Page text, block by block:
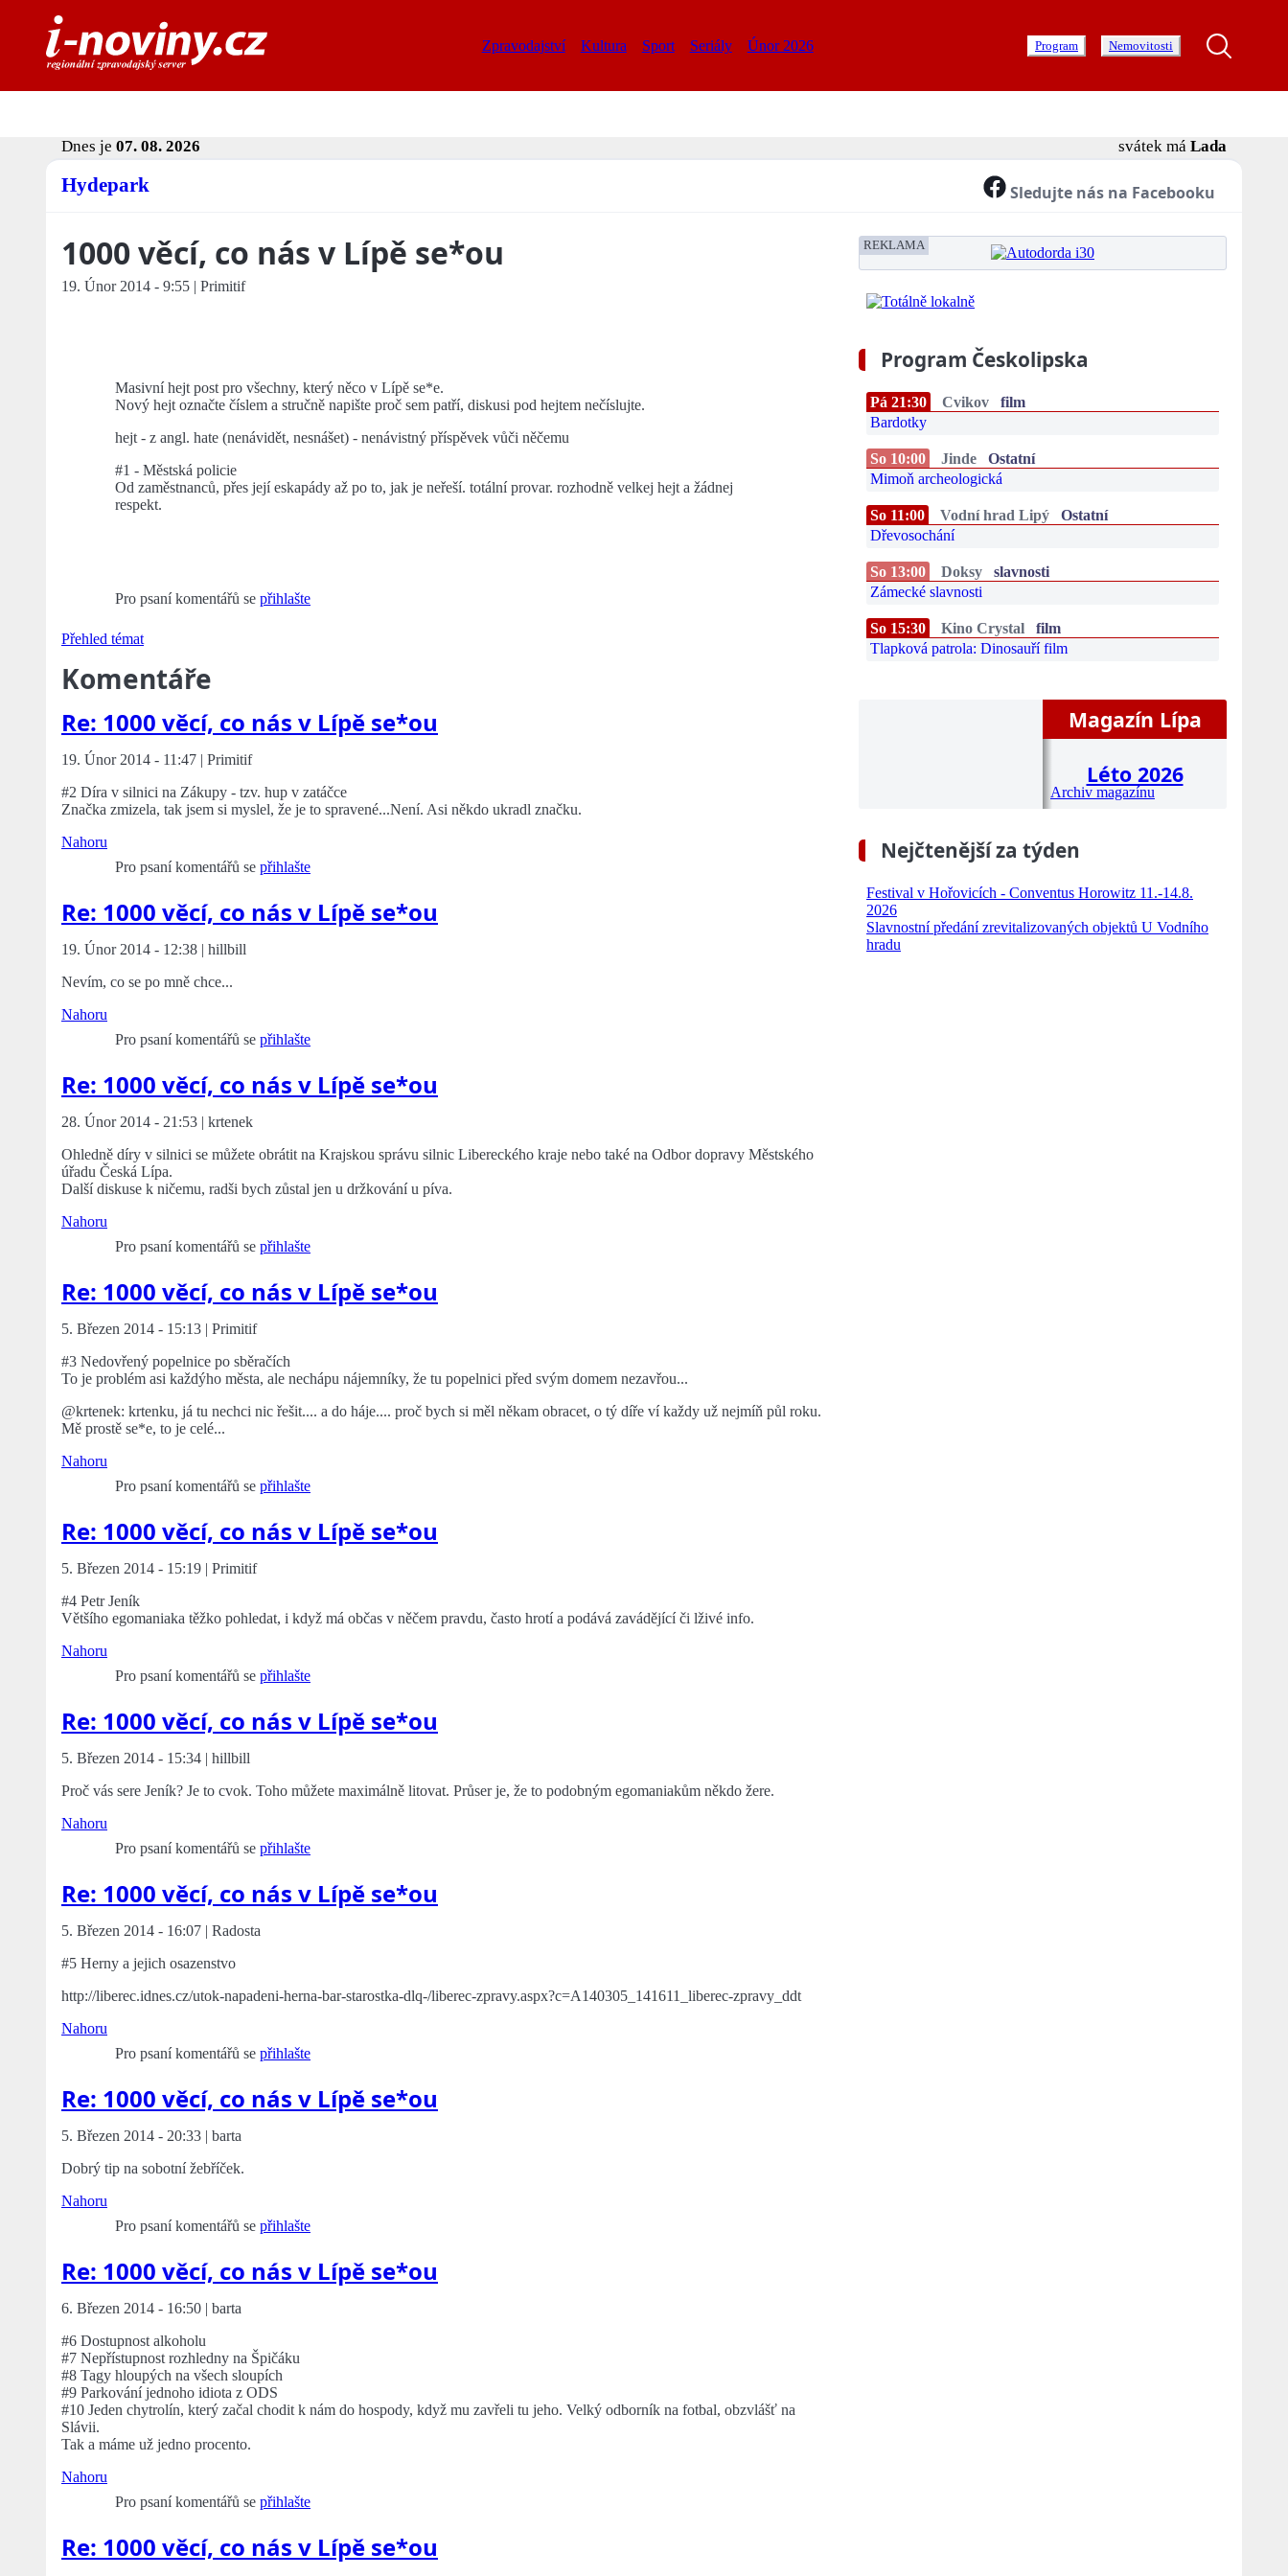
Zpravodajství Kultura Sport Seriály Únor 2026 Program Nemovitosti
Dnes je 07. 08. 2026 svátek má Lada
Hydepark Sledujte nás na Facebooku
1000 věcí, co nás v Lípě se*ou
19. Únor 2014 - 9:55 | Primitif
Masivní hejt post pro všechny, který něco v Lípě se*e.
Nový hejt označte číslem a stručně napište proč sem patří, diskusi pod hejtem nečíslujte.
hejt - z angl. hate (nenávidět, nesnášet) - nenávistný příspěvek vůči něčemu
#1 - Městská policie
Od zaměstnanců, přes její eskapády až po to, jak je neřeší. totální provar. rozhodně velkej hejt a žádnej
respekt.
Pro psaní komentářů se přihlašte
Přehled témat
Komentáře
Re: 1000 věcí, co nás v Lípě se*ou
19. Únor 2014 - 11:47 | Primitif
#2 Díra v silnici na Zákupy - tzv. hup v zatáčce
Značka zmizela, tak jsem si myslel, že je to spravené...Není. Asi někdo ukradl značku.
Nahoru
Pro psaní komentářů se přihlašte
Re: 1000 věcí, co nás v Lípě se*ou
19. Únor 2014 - 12:38 | hillbill
Nevím, co se po mně chce...
Nahoru
Pro psaní komentářů se přihlašte
Re: 1000 věcí, co nás v Lípě se*ou
28. Únor 2014 - 21:53 | krtenek
Ohledně díry v silnici se můžete obrátit na Krajskou správu silnic Libereckého kraje nebo také na Odbor dopravy Městského
úřadu Česká Lípa.
Další diskuse k ničemu, radši bych zůstal jen u držkování u píva.
Nahoru
Pro psaní komentářů se přihlašte
Re: 1000 věcí, co nás v Lípě se*ou
5. Březen 2014 - 15:13 | Primitif
#3 Nedovřený popelnice po sběračích
To je problém asi každýho města, ale nechápu nájemníky, že tu popelnici před svým domem nezavřou...
@krtenek: krtenku, já tu nechci nic řešit.... a do háje.... proč bych si měl někam obracet, o tý díře ví každy už nejmíň půl roku.
Mě prostě se*e, to je celé...
Nahoru
Pro psaní komentářů se přihlašte
Re: 1000 věcí, co nás v Lípě se*ou
5. Březen 2014 - 15:19 | Primitif
#4 Petr Jeník
Většího egomaniaka těžko pohledat, i když má občas v něčem pravdu, často hrotí a podává zavádějící či lživé info.
Nahoru
Pro psaní komentářů se přihlašte
Re: 1000 věcí, co nás v Lípě se*ou
5. Březen 2014 - 15:34 | hillbill
Proč vás sere Jeník? Je to cvok. Toho můžete maximálně litovat. Průser je, že to podobným egomaniakům někdo žere.
Nahoru
Pro psaní komentářů se přihlašte
Re: 1000 věcí, co nás v Lípě se*ou
5. Březen 2014 - 16:07 | Radosta
#5 Herny a jejich osazenstvo
http://liberec.idnes.cz/utok-napadeni-herna-bar-starostka-dlq-/liberec-zpravy.aspx?c=A140305_141611_liberec-zpravy_ddt
Nahoru
Pro psaní komentářů se přihlašte
Re: 1000 věcí, co nás v Lípě se*ou
5. Březen 2014 - 20:33 | barta
Dobrý tip na sobotní žebříček.
Nahoru
Pro psaní komentářů se přihlašte
Re: 1000 věcí, co nás v Lípě se*ou
6. Březen 2014 - 16:50 | barta
#6 Dostupnost alkoholu
#7 Nepřístupnost rozhledny na Špičáku
#8 Tagy hloupých na všech sloupích
#9 Parkování jednoho idiota z ODS
#10 Jeden chytrolín, který začal chodit k nám do hospody, když mu zavřeli tu jeho. Velký odborník na fotbal, obzvlášť na
Slávii.
Tak a máme už jedno procento.
Nahoru
Pro psaní komentářů se přihlašte
Re: 1000 věcí, co nás v Lípě se*ou
REKLAMA
Program Českolipska
Pá 21:30 Cvikov
film
Bardotky
So 10:00 Jinde
Ostatní
Mimoň archeologická
So 11:00 Vodní hrad Lipý
Ostatní
Dřevosochání
So 13:00 Doksy
slavnosti
Zámecké slavnosti
So 15:30 Kino Crystal
film
Tlapková patrola: Dinosauří film
Magazín Lípa
Léto 2026
Archiv magazínu
Nejčtenější za týden
Festival v Hořovicích - Conventus Horowitz 11.-14.8.
2026
Slavnostní předání zrevitalizovaných objektů U Vodního
hradu